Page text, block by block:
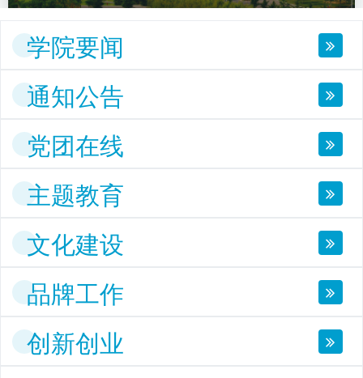
学院要闻
通知公告
党团在线
主题教育
文化建设
品牌工作
创新创业